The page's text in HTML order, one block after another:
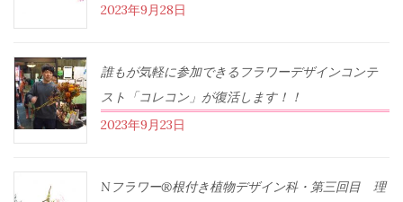
2023年9月28日
誰もが気軽に参加できるフラワーデザインコンテ
スト「コレコン」が復活します！！
2023年9月23日
Nフラワー®根付き植物デザイン科・第三回目 理